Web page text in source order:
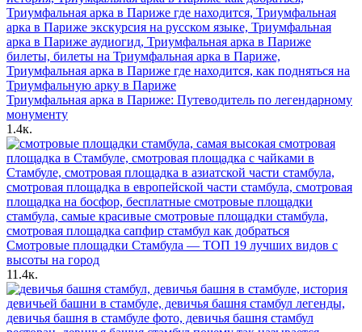
Триумфальная арка в Париже: Путеводитель по легендарному
монументу
1.4к.
Смотровые площадки Стамбула — ТОП 19 лучших видов с
высоты на город
11.4к.